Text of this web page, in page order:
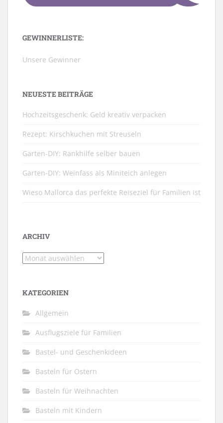
GEWINNERLISTE:
Unsere Gewinner
NEUESTE BEITRÄGE
Hochzeitsgeschenk: Geld kreativ verpacken
Rezept: Kirschkuchen mit Streuseln
Garten-DIY: Rankhilfe selber bauen
Garten-DIY: Weinfass als Miniteich anlegen
Wieso Mallorca das perfekte Reiseziel für Familien ist
ARCHIV
Archiv
KATEGORIEN
Allgemein
Ausflugsziele für Familien
Bastel- und Geschenkideen
Basteln für Ostern
Basteln für Weihnachten
Basteln mit Kindern